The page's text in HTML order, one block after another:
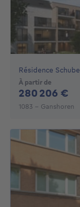
À partir de
280 206 €
1083 - Ganshoren